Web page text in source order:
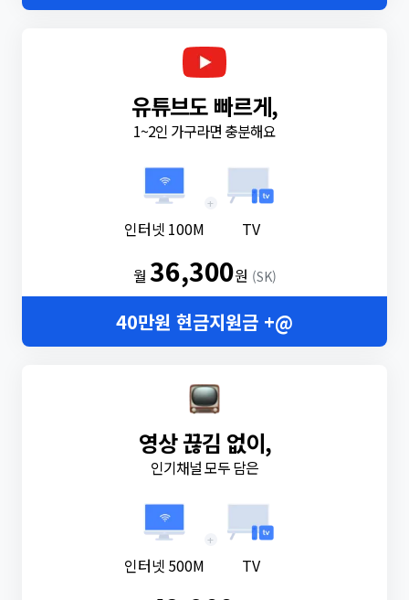
유튜브도 빠르게,
1~2인 가구라면 충분해요
인터넷 100M
+
TV
월36,300원 (SK)
40만원 현금지원금 +@
영상 끊김 없이,
인기채널 모두 담은
인터넷 500M
+
TV